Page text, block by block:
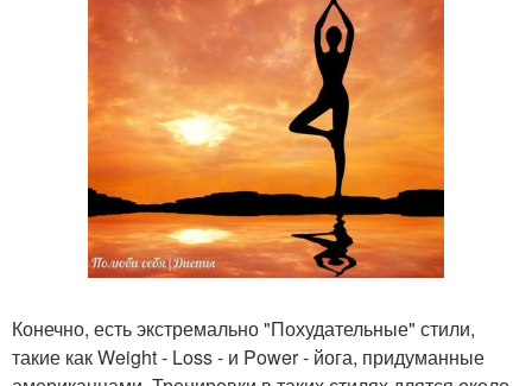
Конечно, есть экстремально "Похудательные" стили,
такие как Weight - Loss - и Power - йога, придуманные